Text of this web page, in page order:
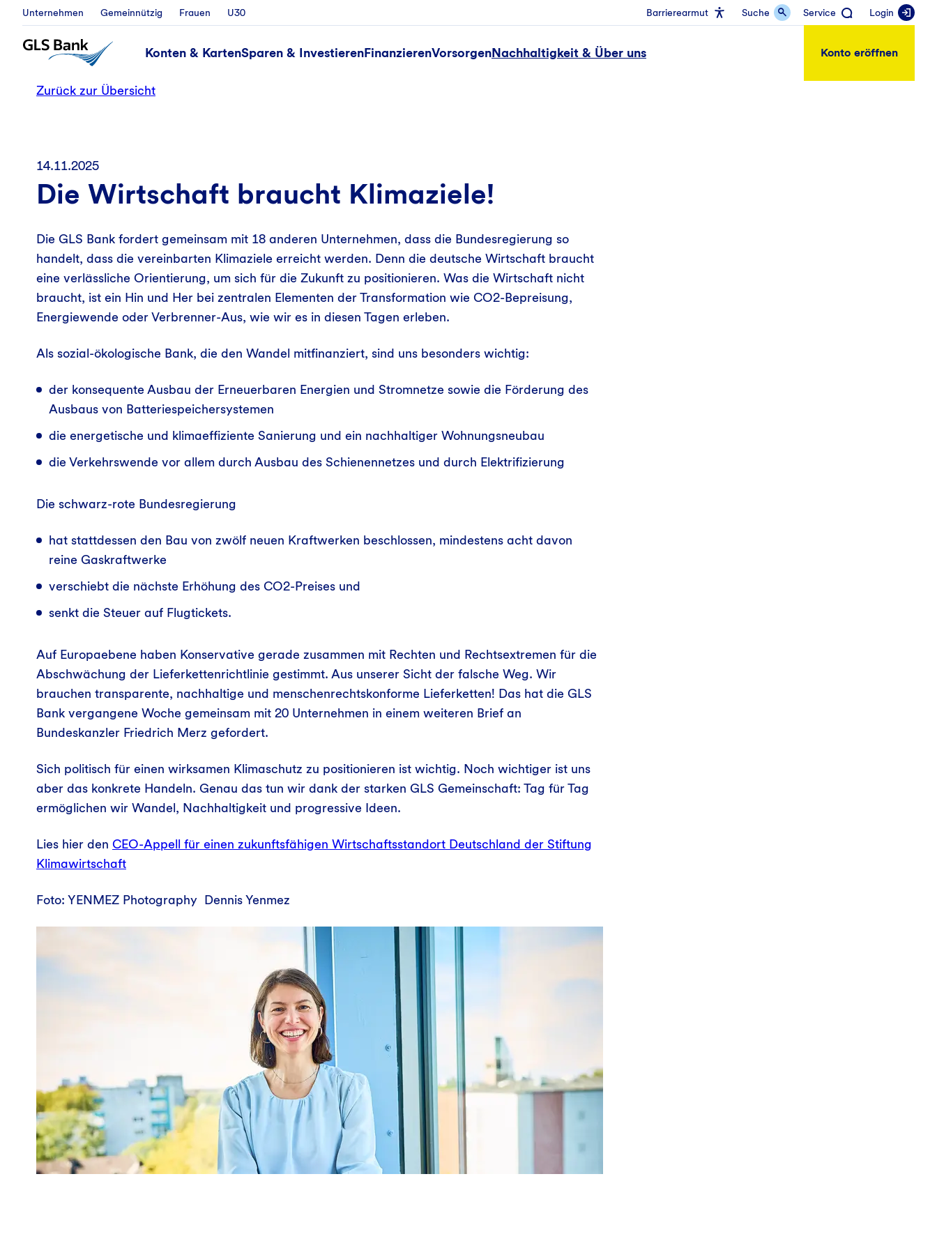
Unternehmen Gemeinnützig Frauen U30 Barrierearmut Suche Service Login
Konten & KartenSparen & InvestierenFinanzierenVorsorgenNachhaltigkeit & Über uns Konto eröffnen
Zurück zur Übersicht
14.11.2025
Die Wirtschaft braucht Klimaziele!
Die GLS Bank fordert gemeinsam mit 18 anderen Unternehmen, dass die Bundesregierung so
handelt, dass die vereinbarten Klimaziele erreicht werden. Denn die deutsche Wirtschaft braucht
eine verlässliche Orientierung, um sich für die Zukunft zu positionieren. Was die Wirtschaft nicht
braucht, ist ein Hin und Her bei zentralen Elementen der Transformation wie CO2-Bepreisung,
Energiewende oder Verbrenner-Aus, wie wir es in diesen Tagen erleben.
Als sozial-ökologische Bank, die den Wandel mitfinanziert, sind uns besonders wichtig:
der konsequente Ausbau der Erneuerbaren Energien und Stromnetze sowie die Förderung des
Ausbaus von Batteriespeichersystemen
die energetische und klimaeffiziente Sanierung und ein nachhaltiger Wohnungsneubau
die Verkehrswende vor allem durch Ausbau des Schienennetzes und durch Elektrifizierung
Die schwarz-rote Bundesregierung
hat stattdessen den Bau von zwölf neuen Kraftwerken beschlossen, mindestens acht davon
reine Gaskraftwerke
verschiebt die nächste Erhöhung des CO2-Preises und
senkt die Steuer auf Flugtickets.
Auf Europaebene haben Konservative gerade zusammen mit Rechten und Rechtsextremen für die
Abschwächung der Lieferkettenrichtlinie gestimmt. Aus unserer Sicht der falsche Weg. Wir
brauchen transparente, nachhaltige und menschenrechtskonforme Lieferketten! Das hat die GLS
Bank vergangene Woche gemeinsam mit 20 Unternehmen in einem weiteren Brief an
Bundeskanzler Friedrich Merz gefordert.
Sich politisch für einen wirksamen Klimaschutz zu positionieren ist wichtig. Noch wichtiger ist uns
aber das konkrete Handeln. Genau das tun wir dank der starken GLS Gemeinschaft: Tag für Tag
ermöglichen wir Wandel, Nachhaltigkeit und progressive Ideen.
Lies hier den CEO-Appell für einen zukunftsfähigen Wirtschaftsstandort Deutschland der Stiftung
Klimawirtschaft
Foto: YENMEZ Photography Dennis Yenmez